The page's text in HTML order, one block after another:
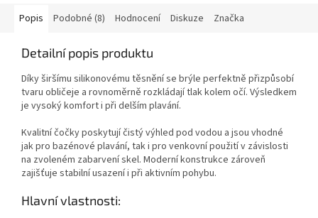
Popis Podobné (8) Hodnocení Diskuze Značka
Detailní popis produktu
Díky širšímu silikonovému těsnění se brýle perfektně přizpůsobí
tvaru obličeje a rovnoměrně rozkládají tlak kolem očí. Výsledkem
je vysoký komfort i při delším plavání.
Kvalitní čočky poskytují čistý výhled pod vodou a jsou vhodné
jak pro bazénové plavání, tak i pro venkovní použití v závislosti
na zvoleném zabarvení skel. Moderní konstrukce zároveň
zajišťuje stabilní usazení i při aktivním pohybu.
Hlavní vlastnosti: